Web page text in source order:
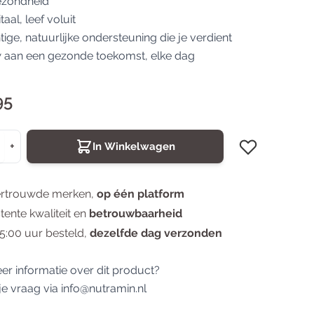
Valeriaan
leef voluit
natuurlijke ondersteuning die je verdient
aan een gezonde toekomst, elke dag
+ In Winkelwagen
merken,op één platform
kwaliteit en betrouwbaarheid
uur besteld,dezelfde dag verzonden
informatie over dit product?
vraag via info@nutramin.nl